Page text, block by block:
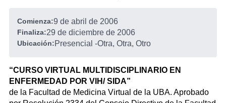
Comienza:9 de abril de 2006
Finaliza:29 de diciembre de 2006
Ubicación:Presencial -Otra, Otra, Otro
“CURSO VIRTUAL MULTIDISCIPLINARIO EN
ENFERMEDAD POR VIH/ SIDA”
de la Facultad de Medicina Virtual de la UBA. Aprobado